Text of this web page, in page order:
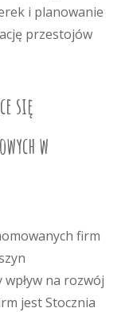
i planowanie
przestojów
się
w
firm
wpływ na rozwój
jest Stocznia